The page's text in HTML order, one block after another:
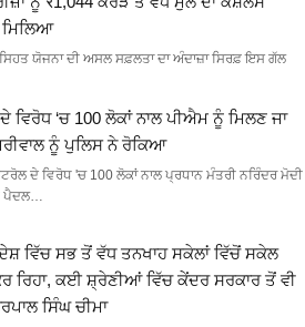
ਯੋਜਨਾ ਦੀ ਅਸਲ ਸਫ਼ਲਤਾ ਦਾ ਅੰਦਾਜ਼ਾ ਸਿਰਫ਼ ਇਸ ਗੱਲ
ਵਿਰੋਧ ‘ਚ 100 ਲੋਕਾਂ ਨਾਲ ਪੀਐਮ ਨੂੰ ਮਿਲਣ ਜਾ
ਨੂੰ ਪੁਲਿਸ ਨੇ ਰੋਕਿਆ
ਦੇ ਵਿਰੋਧ 'ਚ 100 ਲੋਕਾਂ ਨਾਲ ਪ੍ਰਧਾਨ ਮੰਤਰੀ ਨਰਿੰਦਰ ਮੋਦੀ
ਪੈਦਲ…
ਵਿੱਚ ਸਭ ਤੋਂ ਵੱਧ ਤਨਖਾਹ ਸਕੇਲਾਂ ਵਿੱਚੋਂ ਸਕੇਲ
ਰਿਹਾ, ਕਈ ਸ਼੍ਰੇਣੀਆਂ ਵਿੱਚ ਕੇਂਦਰ ਸਰਕਾਰ ਤੋਂ ਵੀ
ਸਿੰਘ ਚੀਮਾ